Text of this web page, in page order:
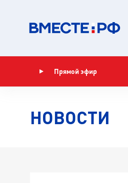
Прямой эфир
НОВОСТИ